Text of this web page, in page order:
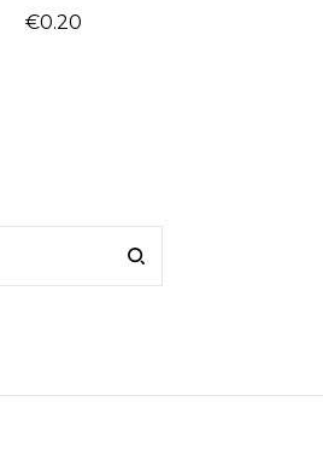
€0.20